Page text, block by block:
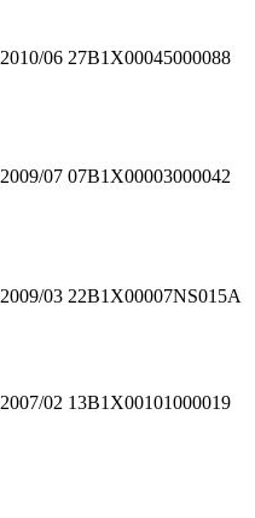
2010/06 27B1X00045000088
2009/07 07B1X00003000042
2009/03 22B1X00007NS015A
2007/02 13B1X00101000019